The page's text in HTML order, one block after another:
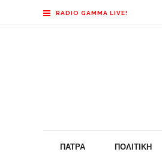
RADIO GAMMA LIVE!
ΠΆΤΡΑ ΠΟΛΙΤΙΚΉ